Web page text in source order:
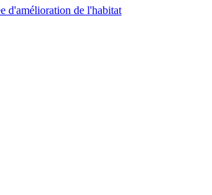
d'amélioration de l'habitat